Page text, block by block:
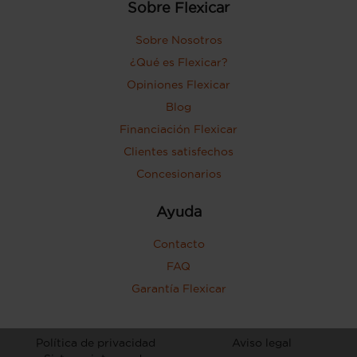
Sobre Flexicar
Sobre Nosotros
¿Qué es Flexicar?
Opiniones Flexicar
Blog
Financiación Flexicar
Clientes satisfechos
Concesionarios
Ayuda
Contacto
FAQ
Garantía Flexicar
Política de privacidad
Aviso legal